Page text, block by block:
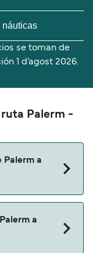
náuticas
se toman de
1 d’agost 2026.
Palerm -
Palerm a
horas 30
puede variar
a